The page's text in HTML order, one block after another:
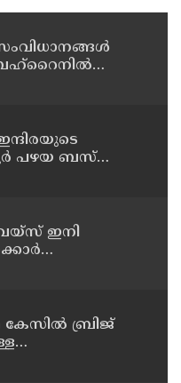
സംവിധാനങ്ങള്‍
പഴയ ബസ്
ഇനി
കേസിൽ ബ്രിജ്